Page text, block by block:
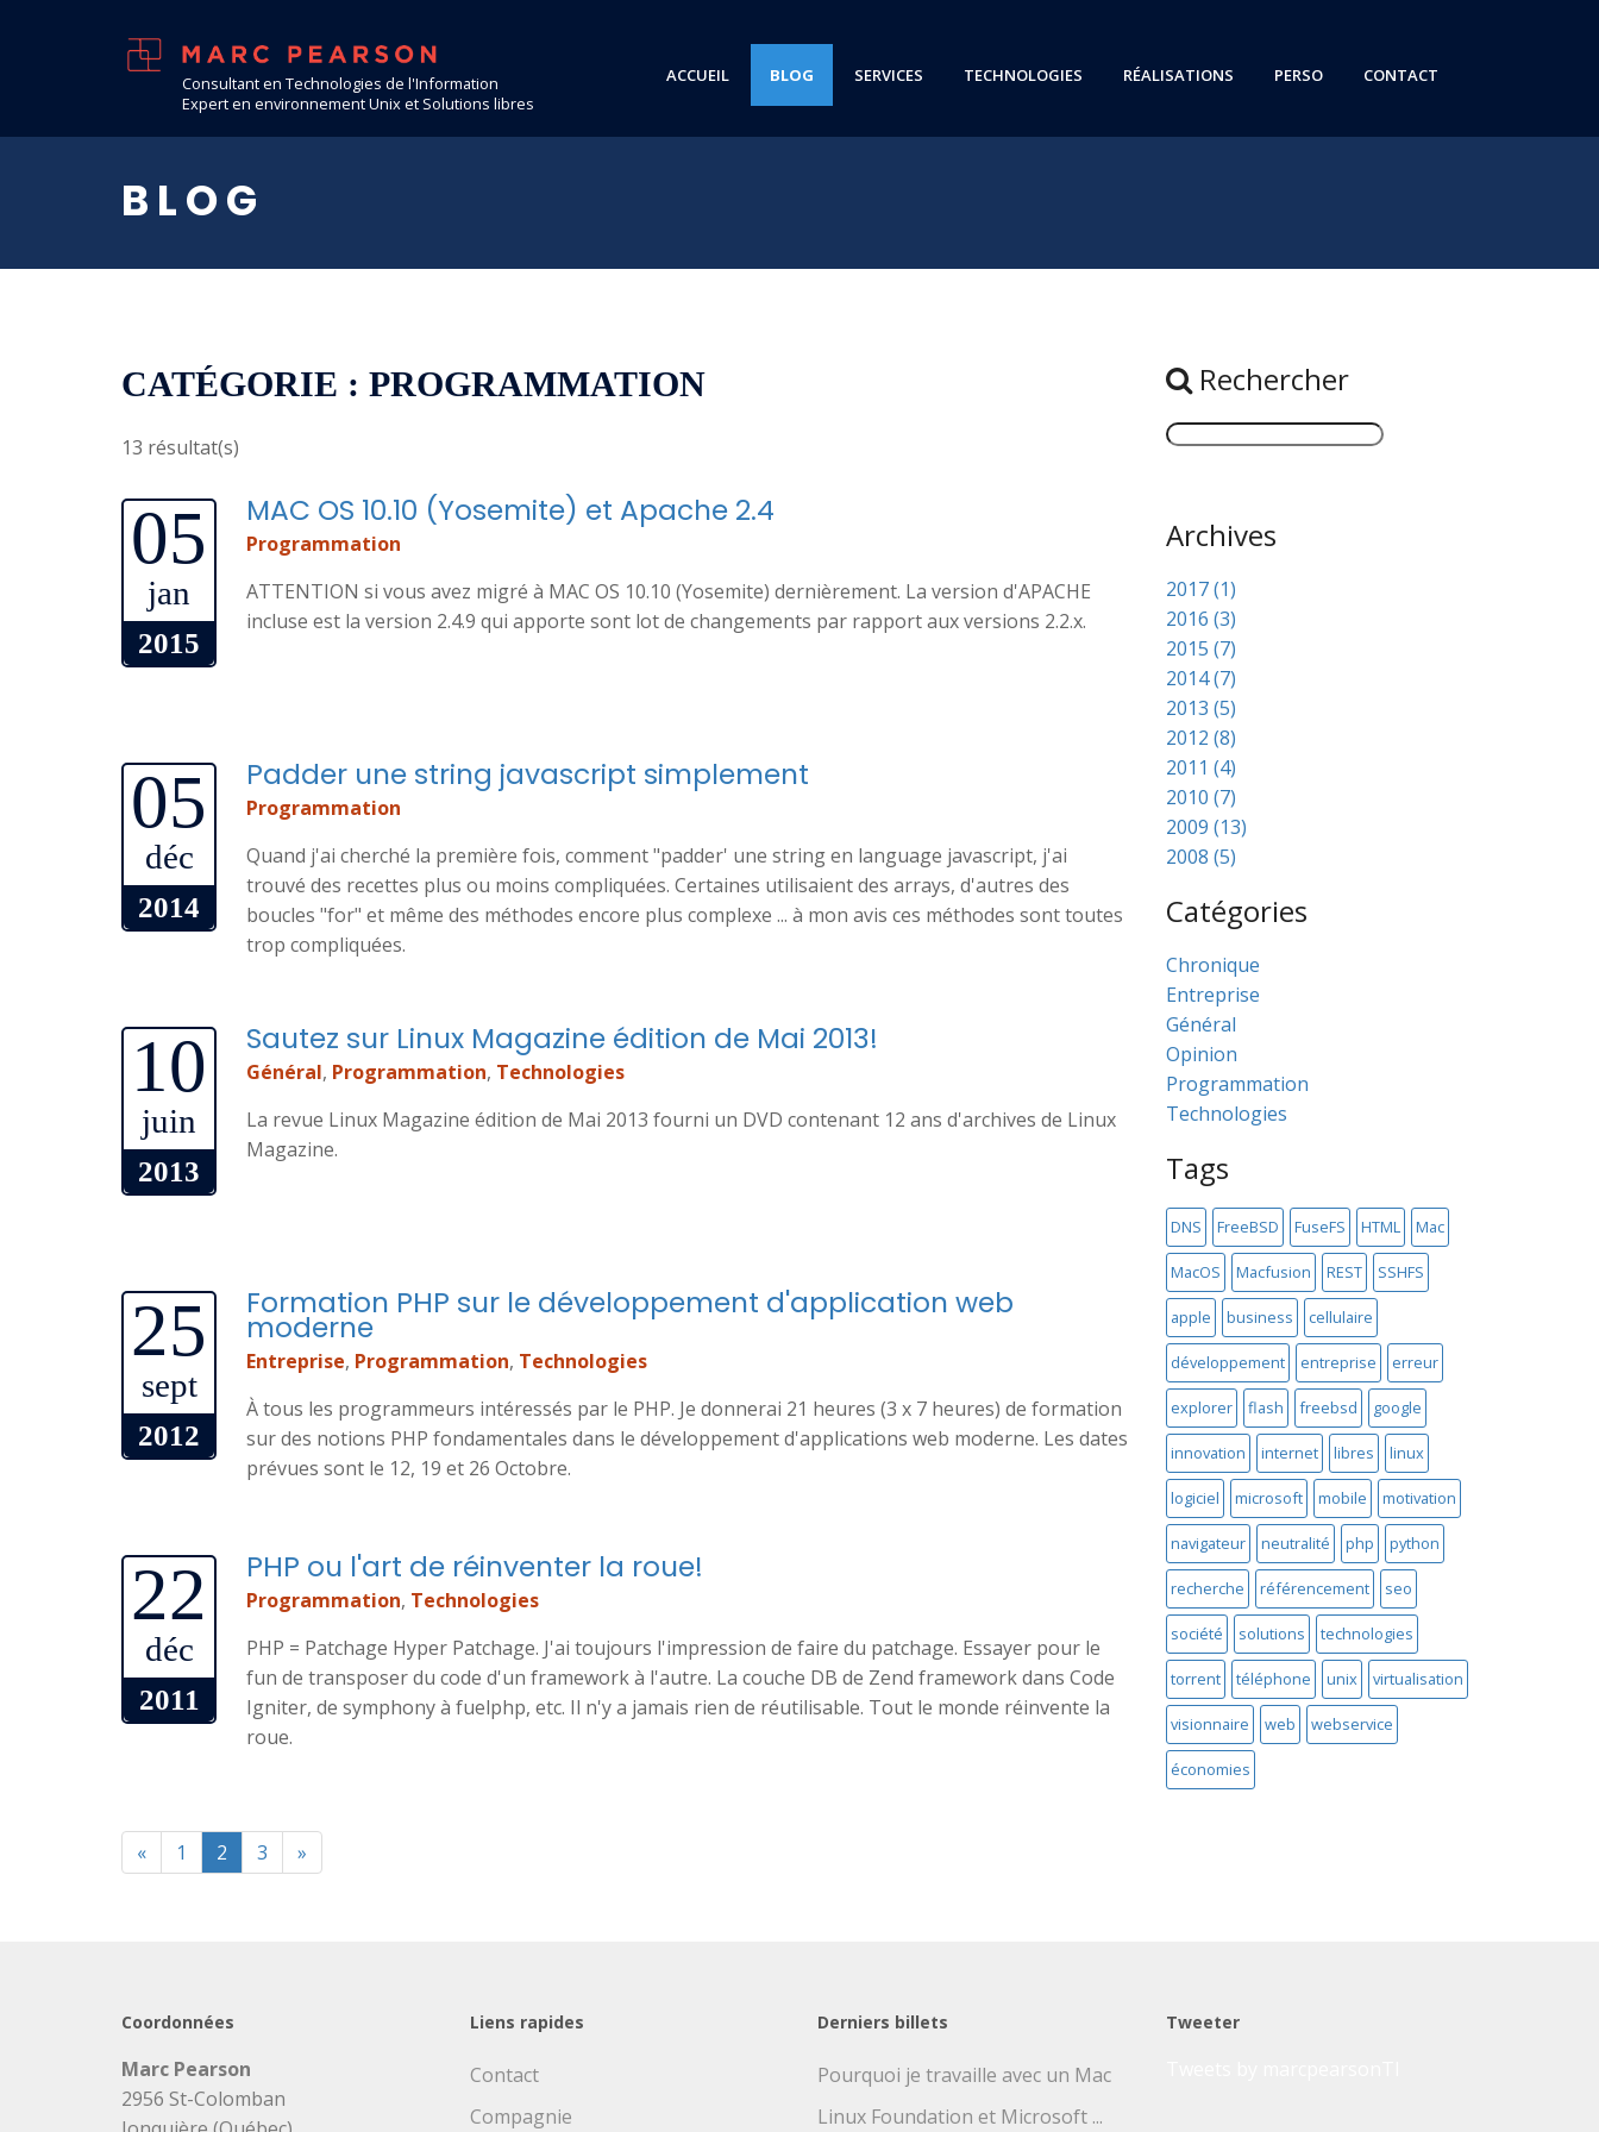
Consultant en Technologies de l'Information
Expert en environnement Unix et Solutions libres
ACCUEIL BLOG SERVICES TECHNOLOGIES RÉALISATIONS PERSO CONTACT
BLOG
CATÉGORIE : PROGRAMMATION
13 résultat(s)
05
jan
2015
MAC OS 10.10 (Yosemite) et Apache 2.4
Programmation
ATTENTION si vous avez migré à MAC OS 10.10 (Yosemite) dernièrement. La version d'APACHE
incluse est la version 2.4.9 qui apporte sont lot de changements par rapport aux versions 2.2.x.
05
déc
2014
Padder une string javascript simplement
Programmation
Quand j'ai cherché la première fois, comment "padder' une string en language javascript, j'ai
trouvé des recettes plus ou moins compliquées. Certaines utilisaient des arrays, d'autres des
boucles "for" et même des méthodes encore plus complexe ... à mon avis ces méthodes sont toutes
trop compliquées.
10
juin
2013
Sautez sur Linux Magazine édition de Mai 2013!
Général, Programmation, Technologies
La revue Linux Magazine édition de Mai 2013 fourni un DVD contenant 12 ans d'archives de Linux
Magazine.
25
sept
2012
Formation PHP sur le développement d'application web
moderne
Entreprise, Programmation, Technologies
À tous les programmeurs intéressés par le PHP. Je donnerai 21 heures (3 x 7 heures) de formation
sur des notions PHP fondamentales dans le développement d'applications web moderne. Les dates
prévues sont le 12, 19 et 26 Octobre.
22
déc
2011
PHP ou l'art de réinventer la roue!
Programmation, Technologies
PHP = Patchage Hyper Patchage. J'ai toujours l'impression de faire du patchage. Essayer pour le
fun de transposer du code d'un framework à l'autre. La couche DB de Zend framework dans Code
Igniter, de symphony à fuelphp, etc. Il n'y a jamais rien de réutilisable. Tout le monde réinvente la
roue.
« 1 2 3 »
Rechercher
Archives
2017 (1)
2016 (3)
2015 (7)
2014 (7)
2013 (5)
2012 (8)
2011 (4)
2010 (7)
2009 (13)
2008 (5)
Catégories
Chronique
Entreprise
Général
Opinion
Programmation
Technologies
Tags
DNS FreeBSD FuseFS HTML Mac
MacOS Macfusion REST SSHFS
apple business cellulaire
développement entreprise erreur
explorer flash freebsd google
innovation internet libres linux
logiciel microsoft mobile motivation
navigateur neutralité php python
recherche référencement seo
société solutions technologies
torrent téléphone unix virtualisation
visionnaire web webservice
économies
Coordonnées
Marc Pearson
2956 St-Colomban
Liens rapides
Contact
Compagnie
Derniers billets
Pourquoi je travaille avec un Mac
Linux Foundation et Microsoft ...
Tweeter